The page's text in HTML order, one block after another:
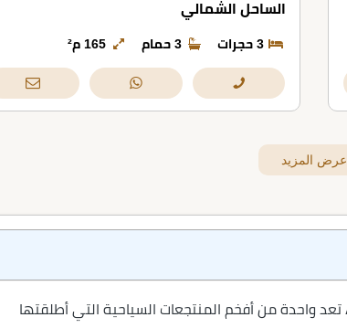
الساحل الشمالي
3 حجرات 3 حمام 165 م²
عرض المزيد
تعد واحدة من أفخم المنتجعات السياحية التي أطلقتها